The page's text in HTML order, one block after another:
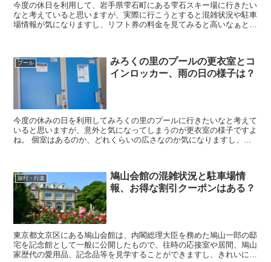
今度の休日を利用して、岩手県雫石町にある雫石スキー場に行きたい
なと考えていると思いますが、実際に行こうとすると混雑状況や駐車
場情報が気になりますし、リフト券の料金を見てみると高いなぁと思
プール
みろくの里のプールの更衣室とコ
インロッカー、雨の日の様子は？
今度の休みの日を利用してみろくの里のプールに行きたいなと考えて
いると思いますが、意外と気になってしまうのが更衣室の様子ですよ
ね。 個室はあるのか、どれくらいの広さなのか気になりますし、コ
旅行・行楽
鳩山会館の混雑状況と駐車場情
報、お得な割引クーポンはある？
東京都文京区にある鳩山会館は、内閣総理大臣を務めた鳩山一郎の邸
宅を記念館として一般に公開したもので、往時の応接室や居間、鳩山
家歴代の愛用品、記念品等を見学することができますし、きれいに手